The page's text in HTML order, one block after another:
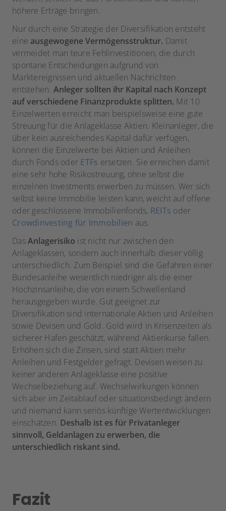
höhere Erträge bringen.
Nur durch eine Strategie der Diversifikation entsteht
eine ausgewogene Vermögensstruktur. Damit
vermeidet man teure Fehlinvestitionen, die durch
spontane Entscheidungen aufgrund von
Marktereignissen und aktuellen Nachrichten
entstehen. Anleger sollten ihr Kapital nach Konzept
auf verschiedene Finanzprodukte splitten. Mit 10
Einzelwerten erreicht man beispielsweise eine gute
Streuung für die Anlageklasse Aktien. Kleinanleger, die
über kein ausreichendes Kapital dafür verfügen,
können die Einzelwerte bei Aktien und Anleihen
durch Fonds oder ETFs ersetzen. Sie erreichen damit
eine sehr hohe Risikostreuung, ohne selbst die
einzelnen Investments erwerben zu müssen. Wer sich
selbst keine Immobilie leisten kann, weicht auf offene
oder geschlossene Immobilienfonds, REITs oder
Crowdinvesting für Immobilien aus.
DasAnlagerisiko ist nicht nur zwischen den
Anlageklassen, sondern auch innerhalb dieser völlig
unterschiedlich. Zum Beispiel sind die Gefahren einer
Bundesanleihe wesentlich niedriger als die einer
Hochzinsanleihe, die von einem Schwellenland
herausgegeben wurde. Gut geeignet zur
Diversifikation sind internationale Aktien und Anleihen
sowie Devisen und Gold. Gold wird in Krisenzeiten als
sicherer Hafen geschätzt, während Aktienkurse fallen.
Erhöhen sich die Zinsen, sind statt Aktien mehr
Anleihen und Festgelder gefragt. Devisen weisen zu
keiner anderen Anlageklasse eine positive
Wechselbeziehung auf. Wechselwirkungen können
sich aber im Zeitablauf oder situationsbedingt ändern
und niemand kann seriös künftige Wertentwicklungen
einschätzen. Deshalb ist es für Privatanleger
sinnvoll, Geldanlagen zu erwerben, die
unterschiedlich riskant sind.
Fazit